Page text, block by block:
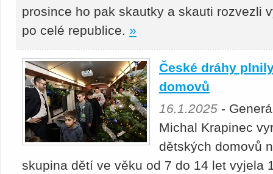
prosince ho pak skautky a skauti rozvezli
po celé republice. »
České dráhy
domovů
16.1.2025 -
Michal Krapinec
dětských domovů
skupina dětí ve věku od 7 do 14 let vyjela